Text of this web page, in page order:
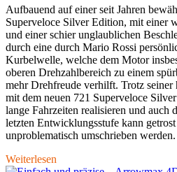
Aufbauend auf einer seit Jahren
Superveloce Silver Edition, mit einer
und einer schier unglaublichen
durch eine durch Mario Rossi
Kurbelwelle, welche dem Motor
oberen Drehzahlbereich zu einem
mehr Drehfreude verhilft. Trotz seiner
mit dem neuen 721 Superveloce
lange Fahrzeiten realisieren und auch
letzten Entwicklungsstufe kann
unproblematisch umschrieben werden.
Weiterlesen